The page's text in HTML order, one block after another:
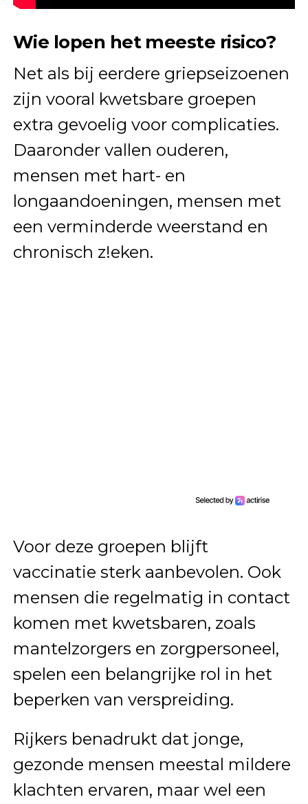
Wie lopen het meeste risico?
Net als bij eerdere griepseizoenen
zijn vooral kwetsbare groepen
extra gevoelig voor complicaties.
Daaronder vallen ouderen,
mensen met hart- en
longaandoeningen, mensen met
een verminderde weerstand en
chronisch z!eken.
Voor deze groepen blijft
vaccinatie sterk aanbevolen. Ook
mensen die regelmatig in contact
komen met kwetsbaren, zoals
mantelzorgers en zorgpersoneel,
spelen een belangrijke rol in het
beperken van verspreiding.
Rijkers benadrukt dat jonge,
gezonde mensen meestal mildere
klachten ervaren, maar wel een